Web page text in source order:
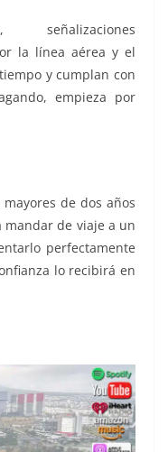
la línea aérea y el
y cumplan con
empieza por
de dos años
mandar de viaje a un
perfectamente
lo recibirá en